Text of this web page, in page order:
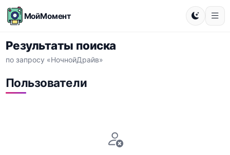
МойМомент
Результаты поиска
по запросу «НочнойДрайв»
Пользователи